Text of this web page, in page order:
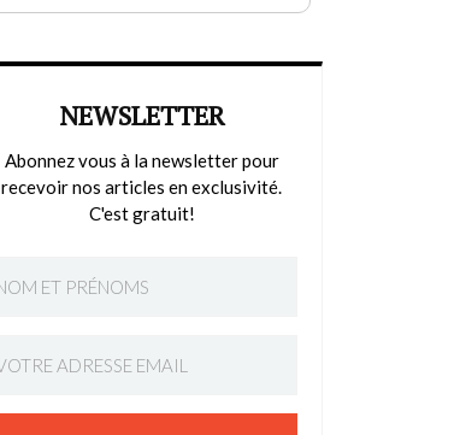
NEWSLETTER
Abonnez vous à la newsletter pour
recevoir nos articles en exclusivité.
C'est gratuit!